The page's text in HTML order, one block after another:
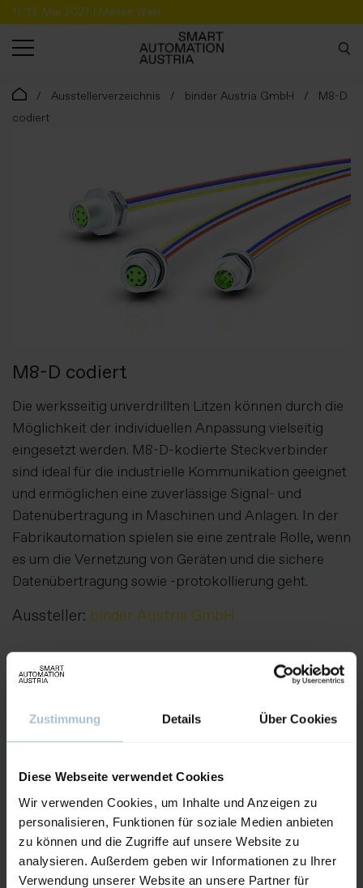
Zustimmung Details Über Cookies
Diese Webseite verwendet Cookies
Wir verwenden Cookies, um Inhalte und Anzeigen zu
personalisieren, Funktionen für soziale Medien anbieten
zu können und die Zugriffe auf unsere Website zu
analysieren. Außerdem geben wir Informationen zu Ihrer
Verwendung unserer Website an unsere Partner für
11.-13. Mai 2027 | Messe Wels
Ausstellerverzeichnis binder Austria GmbH
M8-D
codiert
M8-D codiert
Die werksseitig unverdrillten Litzen können durch die
Möglichkeit der individuellen Anpassung vielseitig
eingesetzt werden. M8-D-kodierte Steckverbinder
sind ideal für die industrielle Kommunikation geeignet
und ermöglichen eine zuverlässige Signal- und
Datenübertragung in Maschinen und Anlagen. In der
Fabrikautomation spielen sie eine zentrale Rolle, wenn
es um die Vernetzung von Geräten und die sichere
Datenübertragung sowie -protokollierung geht.
Aussteller: binder Austria GmbH
Weitere Produkte von diesem Aussteller